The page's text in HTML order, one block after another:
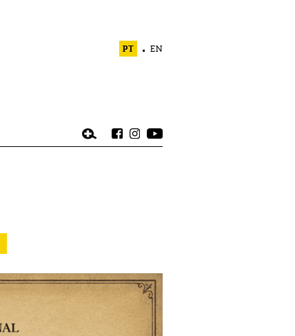
PT EN